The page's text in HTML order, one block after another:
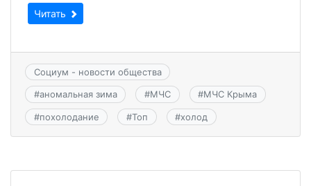
Читать
Социум - новости общества
#аномальная зима #МЧС #МЧС Крыма
#похолодание #Топ #холод